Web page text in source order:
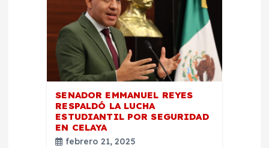
SENADOR EMMANUEL REYES
RESPALDÓ LA LUCHA
ESTUDIANTIL POR SEGURIDAD
EN CELAYA
febrero 21, 2025